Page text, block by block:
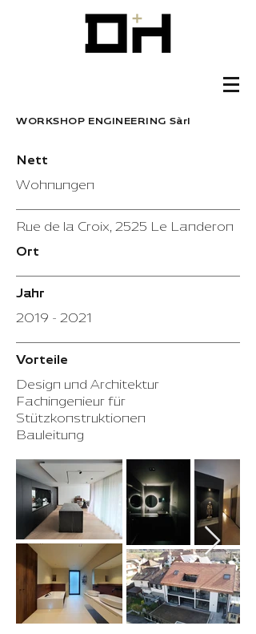
WORKSHOP ENGINEERING Sàrl
Nett
Wohnungen
Rue de la Croix, 2525 Le Landeron
Ort
Jahr
2019 - 2021
Vorteile
Design und Architektur
Fachingenieur für
Stützkonstruktionen
Bauleitung